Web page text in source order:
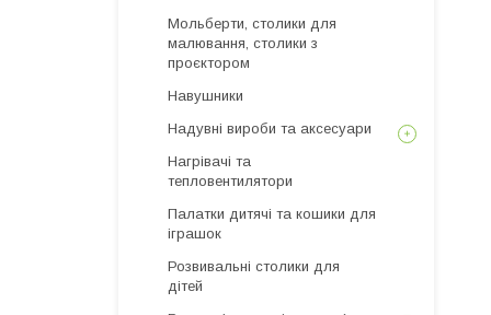
Мольберти, столики для
малювання, столики з
проєктором
Навушники
Надувні вироби та аксесуари
Нагрівачі та
тепловентилятори
Палатки дитячі та кошики для
іграшок
Розвивальні столики для
дітей